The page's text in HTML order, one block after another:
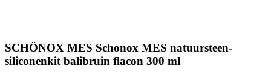
SCHÖNOX MES Schonox MES natuursteen-
siliconenkit balibruin flacon 300 ml